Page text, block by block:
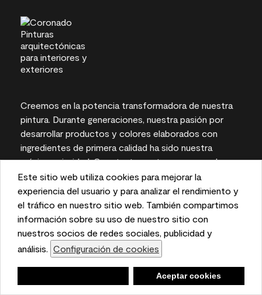
This website uses cookies to enhance user experience
and to analyze performance and traffic on our website.
We also share information about your use of our site
with our social media, advertising, and analytics
partners. Cookie Settings
Accept Cookies
Este sitio web utiliza cookies para mejorar la
experiencia del usuario y para analizar el rendimiento y
el tráfico en nuestro sitio web. También compartimos
información sobre su uso de nuestro sitio con
nuestros socios de redes sociales, publicidad y
análisis. Configuración de cookies
Aceptar cookies
Creemos en la potencia transformadora de nuestra
pintura. Durante generaciones, nuestra pasión por
desarrollar productos y colores elaborados con
ingredientes de primera calidad ha sido nuestra
máxima prioridad. Constantemente superamos los
límites de la innovación y defendemos la
sostenibilidad, para obtener resultados duraderos y
una experiencia local en la que puede confiar.
Las representaciones del color en pantallas e
impresas pueden variar con respecto a los colores
de pintura reales.